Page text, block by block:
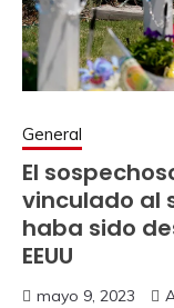
General
El
vinculado al
haba sido
EEUU
mayo 9, 2023